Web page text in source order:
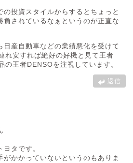
の投資スタイルからするとちょっと
負されているなぁというのが正直な
日産自動車などの業績悪化を受けて
れ安すれば絶好の好機と見て王者
の王者DENSOを注視しています。
返信
タです。
がかかっていないというのもありま